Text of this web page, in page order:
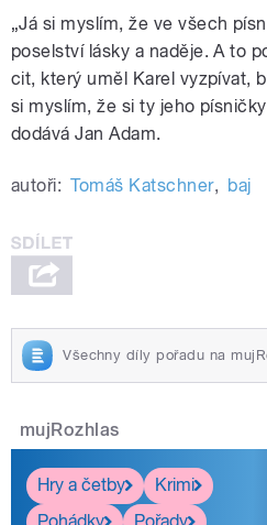
„Já si myslím, že ve všech
poselství lásky a naděje. A to
cit, který uměl Karel vyzpívat,
si myslím, že si ty jeho
dodává Jan Adam.
autoři: Tomáš Katschner, baj
Všechny díly pořadu na
mujRozhlas
Hry a četby
Krimi